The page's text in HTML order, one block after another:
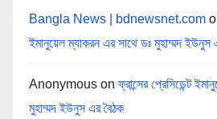
Bangla News | bdnewsnet.com
ইমানুয়েল ম্যাকরন এর সাথে ডঃ মুহাম্মদ ইউনুস
Anonymous onফ্রান্সের প্রেসিডেন্ট
মুহাম্মদ ইউনুস এর বৈঠক